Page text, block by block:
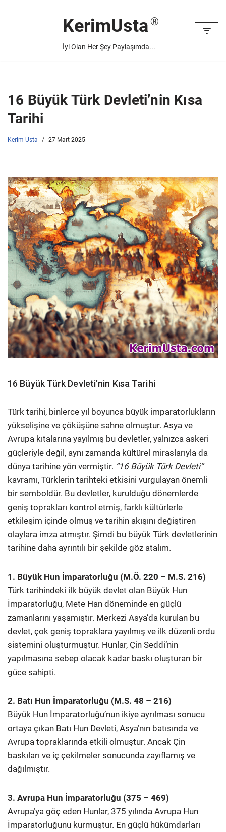
KerimUsta
İyi Olan Her Şey Paylaşımda...
16 Büyük Türk Devleti’nin Kısa
Tarihi
Kerim Usta 27 Mart 2025
16 Büyük Türk Devleti’nin Kısa Tarihi
Türk tarihi, binlerce yıl boyunca büyük imparatorlukların
yükselişine ve çöküşüne sahne olmuştur. Asya ve
Avrupa kıtalarına yayılmış bu devletler, yalnızca askeri
güçleriyle değil, aynı zamanda kültürel miraslarıyla da
dünya tarihine yön vermiştir. “16 Büyük Türk Devleti”
kavramı, Türklerin tarihteki etkisini vurgulayan önemli
bir semboldür. Bu devletler, kurulduğu dönemlerde
geniş toprakları kontrol etmiş, farklı kültürlerle
etkileşim içinde olmuş ve tarihin akışını değiştiren
olaylara imza atmıştır. Şimdi bu büyük Türk devletlerinin
tarihine daha ayrıntılı bir şekilde göz atalım.
1. Büyük Hun İmparatorluğu (M.Ö. 220 – M.S. 216)
Türk tarihindeki ilk büyük devlet olan Büyük Hun
İmparatorluğu, Mete Han döneminde en güçlü
zamanlarını yaşamıştır. Merkezi Asya’da kurulan bu
devlet, çok geniş topraklara yayılmış ve ilk düzenli ordu
sistemini oluşturmuştur. Hunlar, Çin Seddi’nin
yapılmasına sebep olacak kadar baskı oluşturan bir
güce sahipti.
2. Batı Hun İmparatorluğu (M.S. 48 – 216)
Büyük Hun İmparatorluğu’nun ikiye ayrılması sonucu
ortaya çıkan Batı Hun Devleti, Asya’nın batısında ve
Avrupa topraklarında etkili olmuştur. Ancak Çin
baskıları ve iç çekilmeler sonucunda zayıflamış ve
dağılmıştır.
3. Avrupa Hun İmparatorluğu (375 – 469)
Avrupa’ya göç eden Hunlar, 375 yılında Avrupa Hun
İmparatorluğunu kurmuştur. En güçlü hükümdarları